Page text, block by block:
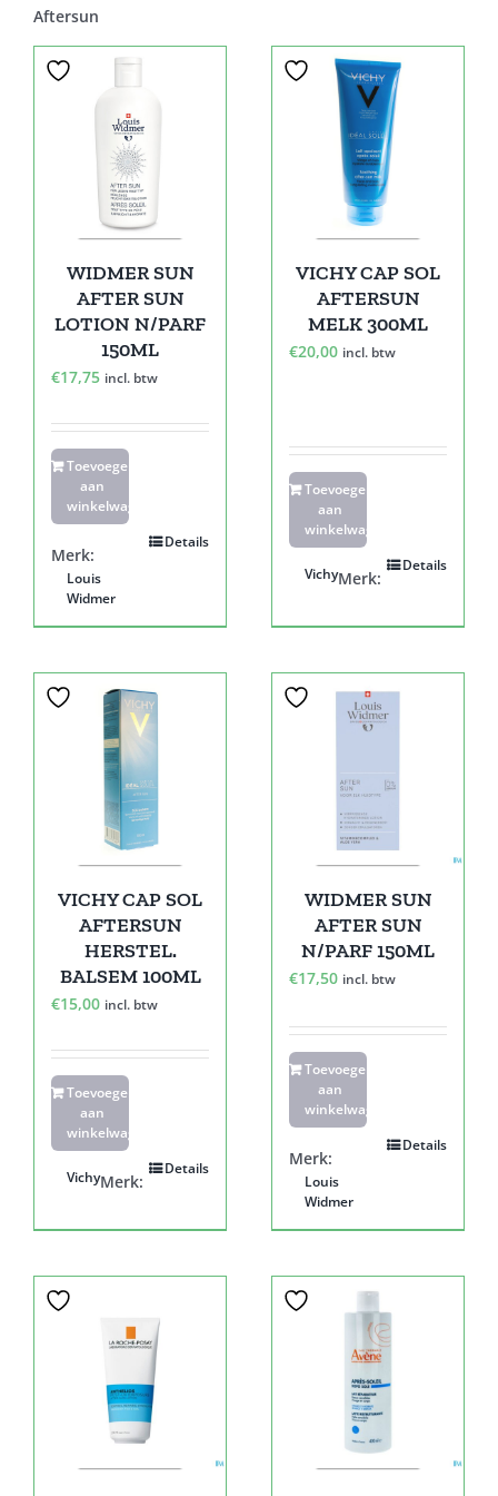
Aftersun
WIDMER SUN
AFTER SUN
LOTION N/PARF
150ML
€17,75 incl. btw
Toevoegen
aan
winkelwagen
Details
Merk:
Louis
Widmer
VICHY CAP SOL
AFTERSUN
MELK 300ML
€20,00 incl. btw
Toevoegen
aan
winkelwagen
Details
Merk:
Vichy
VICHY CAP SOL
AFTERSUN
HERSTEL.
BALSEM 100ML
€15,00 incl. btw
Toevoegen
aan
winkelwagen
Details
Merk:
Vichy
WIDMER SUN
AFTER SUN
N/PARF 150ML
€17,50 incl. btw
Toevoegen
aan
winkelwagen
Details
Merk:
Louis
Widmer